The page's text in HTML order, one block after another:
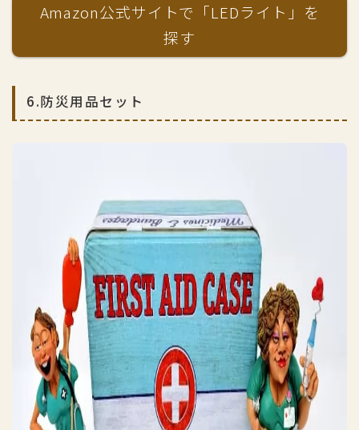
Amazon公式サイトで「LEDライト」を
探す
6.防災用品セット